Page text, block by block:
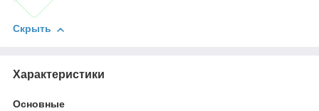
Скрыть
Характеристики
Основные